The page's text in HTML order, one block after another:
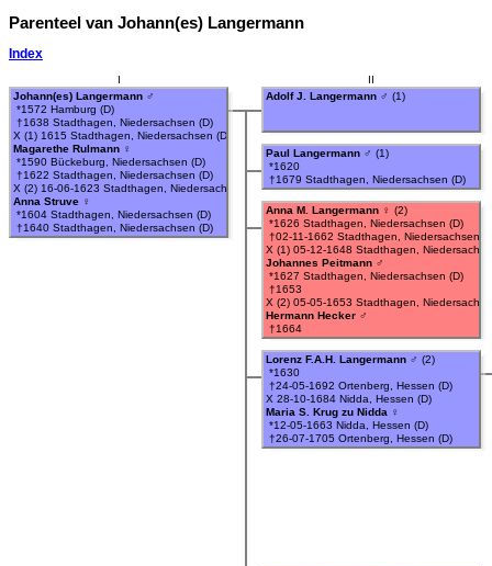
Parenteel van Johann(es) Langermann
Index
Adolf J. Langermann ♂ (1)
Paul Langermann ♂ (1)
*1620
†1679 Stadthagen, Niedersachsen (D)
Anna M. Langermann ♀ (2)
*1626 Stadthagen, Niedersachsen (D)
†02-11-1662 Stadthagen, Niedersachsen
X (1) 05-12-1648 Stadthagen,
Johannes Peitmann ♂
*1627 Stadthagen, Niedersachsen (D)
†1653
X (2) 05-05-1653 Stadthagen,
Hermann Hecker ♂
†1664
Lorenz F.A.H. Langermann ♂ (2)
*1630
†24-05-1692 Ortenberg, Hessen (D)
X 28-10-1684 Nidda, Hessen (D)
Maria S. Krug zu Nidda ♀
*12-05-1663 Nidda, Hessen (D)
†26-07-1705 Ortenberg, Hessen (D)
Johann(es) Langermann ♂
*1572 Hamburg (D)
†1638 Stadthagen, Niedersachsen (D)
X (1) 1615 Stadthagen, Niedersachsen (D)
Magarethe Rulmann ♀
*1590 Bückeburg, Niedersachsen (D)
†1622 Stadthagen, Niedersachsen (D)
X (2) 16-06-1623 Stadthagen, Niedersachsen (D)
Anna Struve ♀
*1604 Stadthagen, Niedersachsen (D)
†1640 Stadthagen, Niedersachsen (D)
I II